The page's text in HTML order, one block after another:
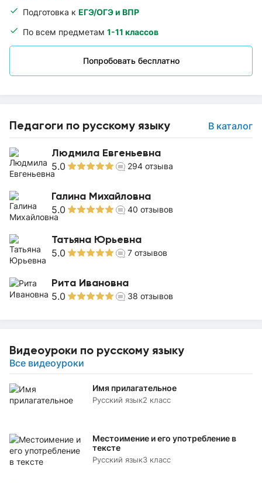
Подготовка к ЕГЭ/ОГЭ и ВПР
По всем предметам 1-11 классов
Попробовать бесплатно
Педагоги по русскому языку В каталог
Людмила Евгеньевна
5.0 294 отзыва
Галина Михайловна
5.0 40 отзывов
Татьяна Юрьевна
5.0 7 отзывов
Рита Ивановна
5.0 38 отзывов
Видеоуроки по русскому языку
Все видеоуроки
Имя прилагательное
Русский язык2 класс
Местоимение и его употребление в
тексте
Русский язык3 класс